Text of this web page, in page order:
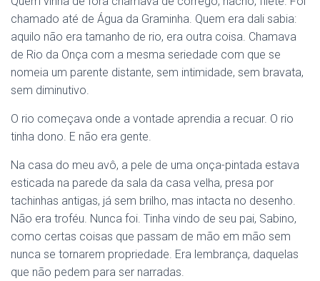
chamado até de Água da Graminha. Quem era dali sabia:
aquilo não era tamanho de rio, era outra coisa. Chamava
de Rio da Onça com a mesma seriedade com que se
nomeia um parente distante, sem intimidade, sem bravata,
sem diminutivo.
O rio começava onde a vontade aprendia a recuar. O rio
tinha dono. E não era gente.
Na casa do meu avô, a pele de uma onça-pintada estava
esticada na parede da sala da casa velha, presa por
tachinhas antigas, já sem brilho, mas intacta no desenho.
Não era troféu. Nunca foi. Tinha vindo de seu pai, Sabino,
como certas coisas que passam de mão em mão sem
nunca se tornarem propriedade. Era lembrança, daquelas
que não pedem para ser narradas.